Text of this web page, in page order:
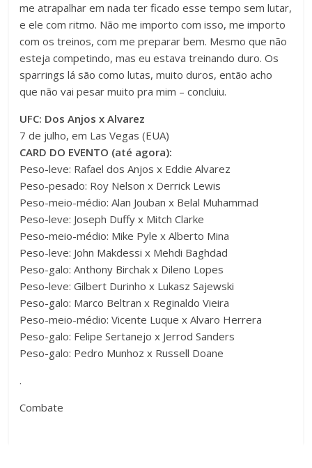
me atrapalhar em nada ter ficado esse tempo sem lutar,
e ele com ritmo. Não me importo com isso, me importo
com os treinos, com me preparar bem. Mesmo que não
esteja competindo, mas eu estava treinando duro. Os
sparrings lá são como lutas, muito duros, então acho
que não vai pesar muito pra mim – concluiu.
UFC: Dos Anjos x Alvarez
7 de julho, em Las Vegas (EUA)
CARD DO EVENTO (até agora):
Peso-leve: Rafael dos Anjos x Eddie Alvarez
Peso-pesado: Roy Nelson x Derrick Lewis
Peso-meio-médio: Alan Jouban x Belal Muhammad
Peso-leve: Joseph Duffy x Mitch Clarke
Peso-meio-médio: Mike Pyle x Alberto Mina
Peso-leve: John Makdessi x Mehdi Baghdad
Peso-galo: Anthony Birchak x Dileno Lopes
Peso-leve: Gilbert Durinho x Lukasz Sajewski
Peso-galo: Marco Beltran x Reginaldo Vieira
Peso-meio-médio: Vicente Luque x Alvaro Herrera
Peso-galo: Felipe Sertanejo x Jerrod Sanders
Peso-galo: Pedro Munhoz x Russell Doane
.
Combate